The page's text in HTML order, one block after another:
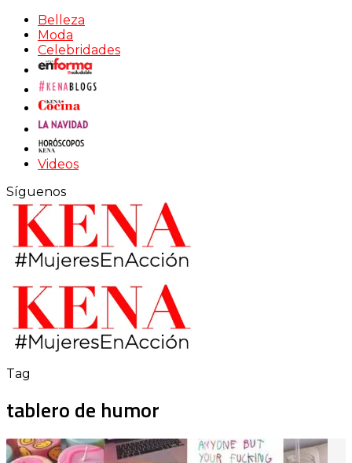
Belleza
Moda
Celebridades
Videos
Síguenos
Tag
tablero de humor